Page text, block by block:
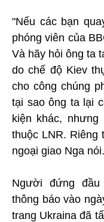
"Nếu các bạn
phóng viên của
Và hãy hỏi ông ta
do chế độ Kiev
cho công chúng
tại sao ông ta lại
kiện khác,
thuộc LNR. Riêng
ngoại giao Nga nói.
Người đứng đầu
thông báo vào
trang Ukraina đã